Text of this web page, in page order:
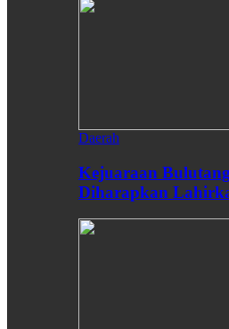
Daerah
Kejuaraan
Diharapkan